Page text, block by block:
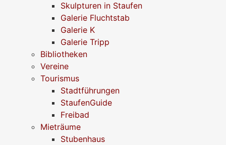
Skulpturen in Staufen
Galerie Fluchtstab
Galerie K
Galerie Tripp
Bibliotheken
Vereine
Tourismus
Stadtführungen
StaufenGuide
Freibad
Mieträume
Stubenhaus